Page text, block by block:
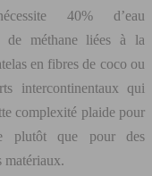
40% d’eau
de méthane liées à la
en fibres de coco ou
intercontinentaux qui
complexité plaide pour
plutôt que pour des
matériaux.